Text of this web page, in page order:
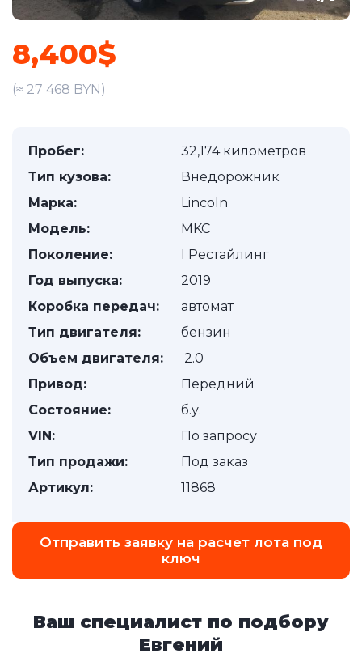
8,400$
(≈ 27 468 BYN)
Пробег:
32,174 километров
Тип кузова:
Внедорожник
Марка:
Lincoln
Модель:
MKC
Поколение:
I Рестайлинг
Год выпуска:
2019
Коробка передач:
автомат
Тип двигателя:
бензин
Объем двигателя:
2.0
Привод:
Передний
Состояние:
б.у.
VIN:
По запросу
Тип продажи:
Под заказ
Артикул:
11868
Отправить заявку на расчет лота под
ключ
Ваш специалист по подбору
Евгений